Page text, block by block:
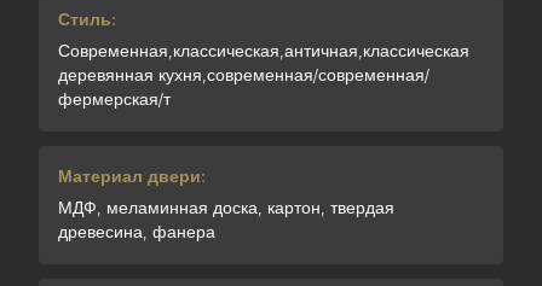
Стиль:
Современная,классическая,античная,классическая
деревянная кухня,современная/современная/
фермерская/т
Материал двери:
МДФ, меламинная доска, картон, твердая
древесина, фанера